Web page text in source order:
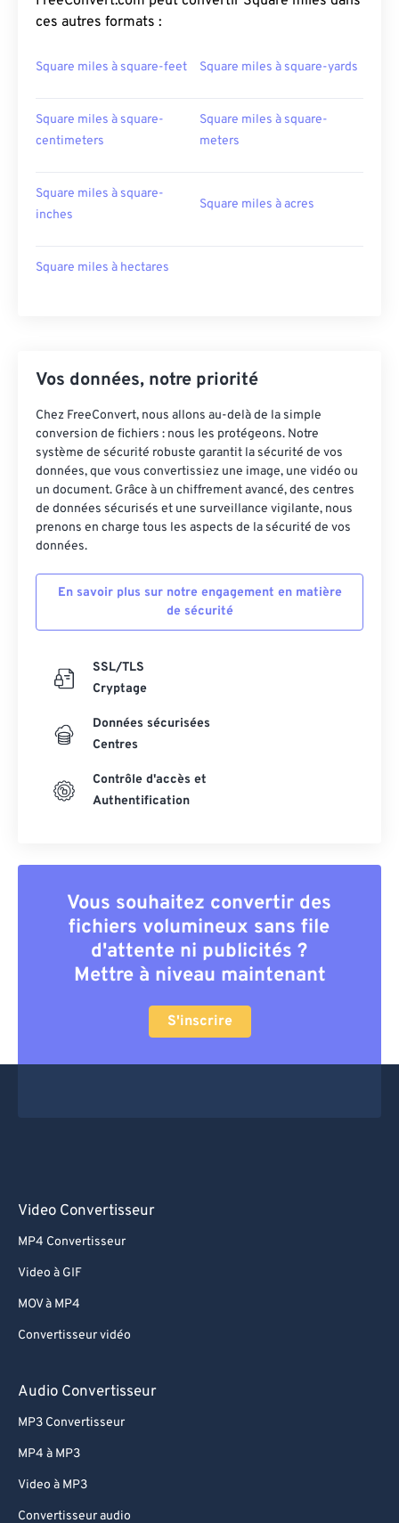
ces autres formats :
Square miles à square-feet Square miles à square-yards
Square miles à square-
centimeters
Square miles à square-
meters
Square miles à square-
inches
Square miles à acres
Square miles à hectares
Vos données, notre priorité
Chez FreeConvert, nous allons au-delà de la simple
conversion de fichiers : nous les protégeons. Notre
système de sécurité robuste garantit la sécurité de vos
données, que vous convertissiez une image, une vidéo ou
un document. Grâce à un chiffrement avancé, des centres
de données sécurisés et une surveillance vigilante, nous
prenons en charge tous les aspects de la sécurité de vos
données.
En savoir plus sur notre engagement en matière
de sécurité
SSL/TLS
Cryptage
Données sécurisées
Centres
Contrôle d'accès et
Authentification
Vous souhaitez convertir des
fichiers volumineux sans file
d'attente ni publicités ?
Mettre à niveau maintenant
S'inscrire
Video Convertisseur
MP4 Convertisseur
Video à GIF
MOV à MP4
Convertisseur vidéo
Audio Convertisseur
MP3 Convertisseur
MP4 à MP3
Video à MP3
Convertisseur audio